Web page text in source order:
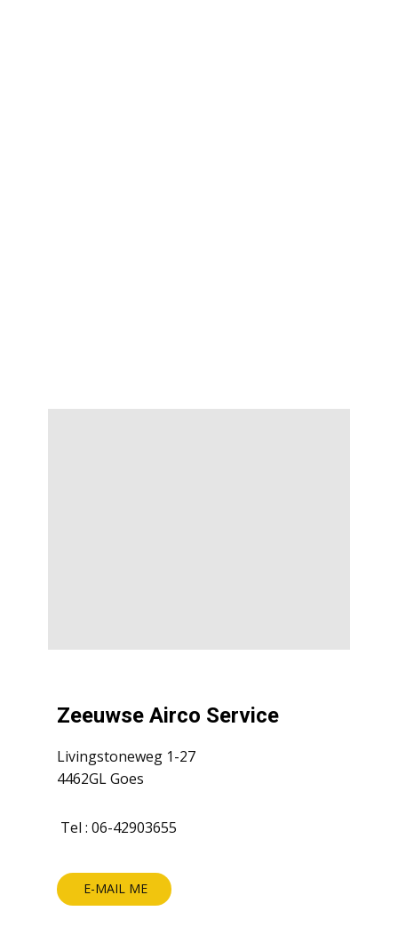
Zeeuwse Airco Service
Livingstoneweg 1-27
4462GL Goes
Tel : 06-42903655
E-MAIL ME